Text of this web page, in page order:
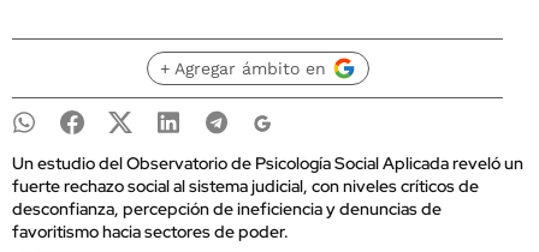
+ Agregar ámbito en
Un estudio del Observatorio de Psicología Social Aplicada reveló un
fuerte rechazo social al sistema judicial, con niveles críticos de
desconfianza, percepción de ineficiencia y denuncias de
favoritismo hacia sectores de poder.